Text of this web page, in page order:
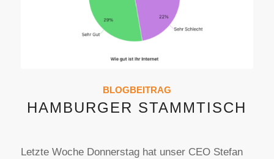
BLOGBEITRAG
HAMBURGER STAMMTISCH
Letzte Woche Donnerstag hat unser CEO Stefan